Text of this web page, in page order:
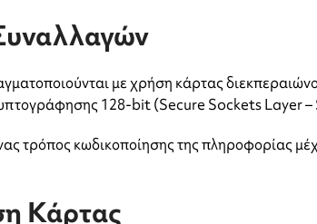
με χρήση κάρτας
128-bit (Secure Sockets Layer –
τρόπος κωδικοποίησης της πληροφορίας
Κάρτας